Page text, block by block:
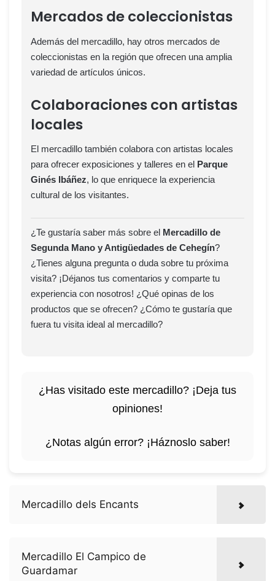
Mercados de coleccionistas
Además del mercadillo, hay otros mercados de
coleccionistas en la región que ofrecen una amplia
variedad de artículos únicos.
Colaboraciones con artistas
locales
El mercadillo también colabora con artistas locales
para ofrecer exposiciones y talleres en el Parque
Ginés Ibáñez, lo que enriquece la experiencia
cultural de los visitantes.
¿Te gustaría saber más sobre el Mercadillo de
Segunda Mano y Antigüedades de Cehegín?
¿Tienes alguna pregunta o duda sobre tu próxima
visita? ¡Déjanos tus comentarios y comparte tu
experiencia con nosotros! ¿Qué opinas de los
productos que se ofrecen? ¿Cómo te gustaría que
fuera tu visita ideal al mercadillo?
¿Has visitado este mercadillo? ¡Deja tus
opiniones!
¿Notas algún error? ¡Háznoslo saber!
Mercadillo dels Encants
Mercadillo El Campico de
Guardamar